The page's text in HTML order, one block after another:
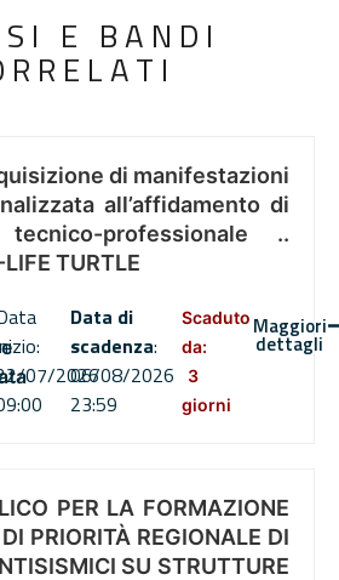
E BANDI
di manifestazioni
all’affidamento di
professionale ..
TURTLE
07/2026
Data di
scadenza:
06/08/2026
23:59
Scaduto
da:
3
giorni
Maggiori
dettagli
PER LA FORMAZIONE
DI PRIORITÀ REGIONALE DI
SU STRUTTURE